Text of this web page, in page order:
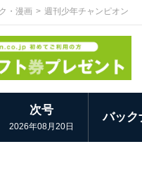
・漫画 週刊少年チャンピオン
次号
2026年08月20日
バック